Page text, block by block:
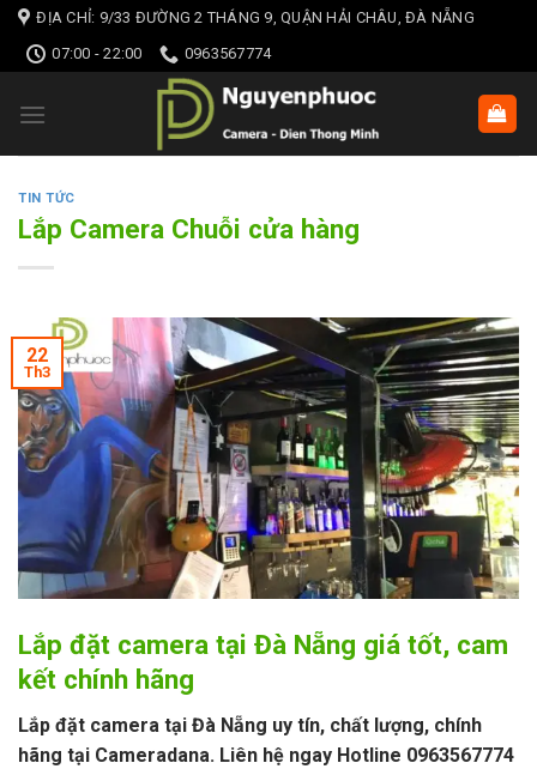
Skip
content
ĐỊA CHỈ: 9/33 ĐƯỜNG 2 THÁNG 9, QUẬN HẢI CHÂU, ĐÀ NẴNG
07:00 - 22:00
0963567774
TIN TỨC
Lắp Camera Chuỗi cửa hàng
22
Th3
Lắp đặt camera tại Đà Nẵng giá tốt, cam
kết chính hãng
Lắp đặt camera tại Đà Nẵng uy tín, chất lượng, chính
hãng tại Cameradana. Liên hệ ngay Hotline 0963567774